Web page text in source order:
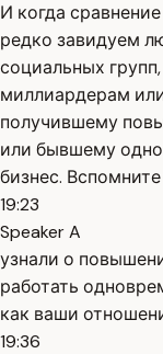
И когда
редко завидуем
социальных
миллиардерам
получившему
или бывшему
бизнес.
19:23
Speaker A
узнали о
работать
как ваши
19:36